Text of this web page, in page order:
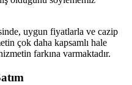
uygun fiyatlarla ve cazip
çok daha kapsamlı hale
farkına varmaktadır.